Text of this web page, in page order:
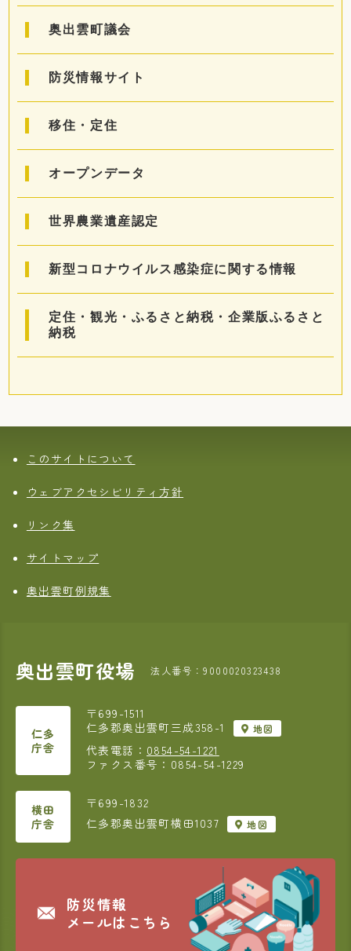
奥出雲町議会
防災情報サイト
移住・定住
オープンデータ
世界農業遺産認定
新型コロナウイルス感染症に関する情報
定住・観光・ふるさと納税・企業版ふるさと
納税
このサイトについて
ウェブアクセシビリティ方針
リンク集
サイトマップ
奥出雲町例規集
奥出雲町役場 法人番号：9000020323438
仁多
庁舎
〒699-1511
仁多郡奥出雲町三成358-1
地図
代表電話： 0854-54-1221
ファクス番号：0854-54-1229
横田
庁舎
〒699-1832
仁多郡奥出雲町横田1037
地図
防災情報
メールはこちら